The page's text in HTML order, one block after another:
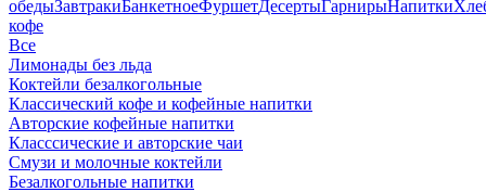
обедыЗавтракиБанкетноеФуршетДесертыГарнирыНапитки
кофе
Все
Лимонады без льда
Коктейли безалкогольные
Классический кофе и кофейные напитки
Авторские кофейные напитки
Класссические и авторские чаи
Смузи и молочные коктейли
Безалкогольные напитки